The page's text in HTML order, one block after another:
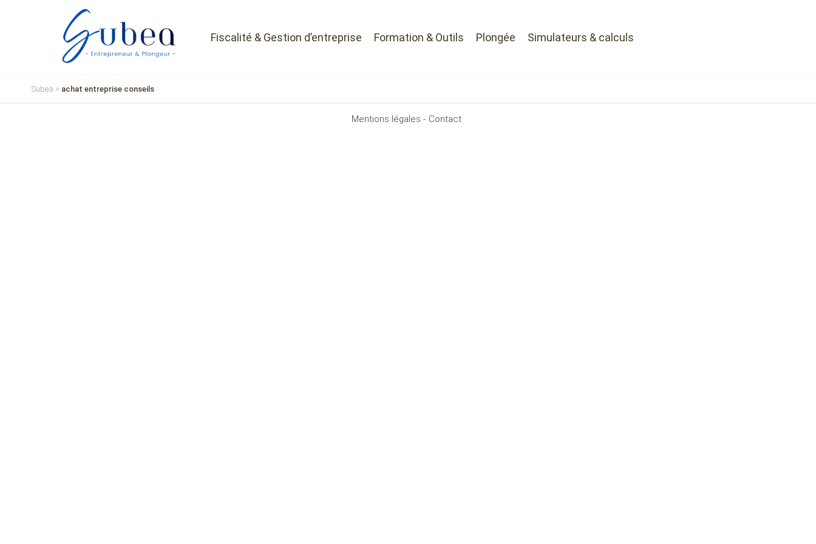
Fiscalité & Gestion d’entreprise Formation & Outils Plongée Simulateurs & calculs
Subea > achat entreprise conseils
Mentions légales - Contact